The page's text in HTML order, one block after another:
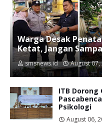
Warga Desak
Ketat, Jangan
smsnews.id August 07,
ITB Dorong
Psikologi
August 06,